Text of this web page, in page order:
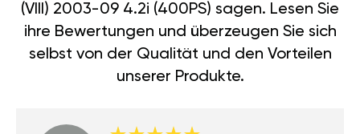
(VIII) 2003-09 4.2i (400PS) sagen. Lesen Sie
ihre Bewertungen und überzeugen Sie sich
selbst von der Qualität und den Vorteilen
unserer Produkte.